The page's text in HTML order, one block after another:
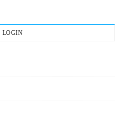
LOGIN